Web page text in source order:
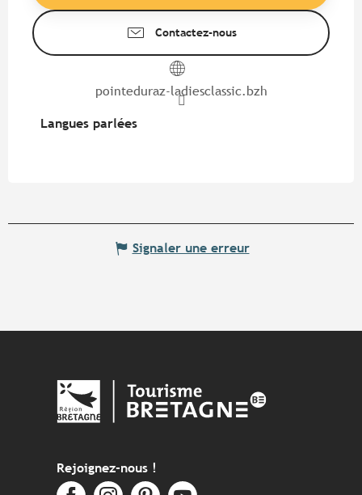
Contactez-nous
pointeduraz-ladiesclassic.bzh
Langues parlées
Langues parlées
Signaler une erreur
Rejoignez-nous !